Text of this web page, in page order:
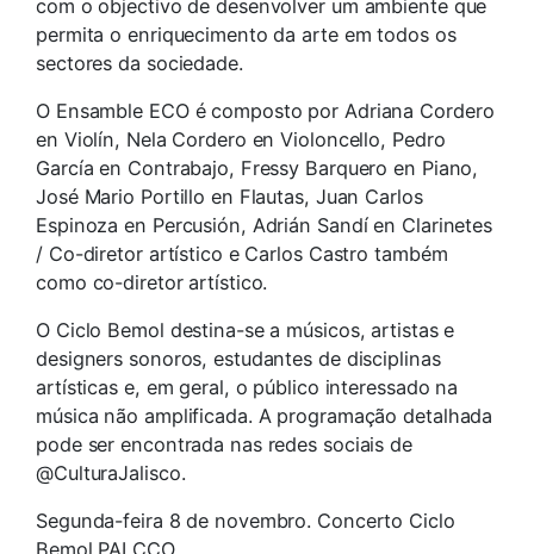
com o objectivo de desenvolver um ambiente que
permita o enriquecimento da arte em todos os
sectores da sociedade.
O Ensamble ECO é composto por Adriana Cordero
en Violín, Nela Cordero en Violoncello, Pedro
García en Contrabajo, Fressy Barquero en Piano,
José Mario Portillo en Flautas, Juan Carlos
Espinoza en Percusión, Adrián Sandí en Clarinetes
/ Co-diretor artístico e Carlos Castro também
como co-diretor artístico.
O Ciclo Bemol destina-se a músicos, artistas e
designers sonoros, estudantes de disciplinas
artísticas e, em geral, o público interessado na
música não amplificada. A programação detalhada
pode ser encontrada nas redes sociais de
@CulturaJalisco.
Segunda-feira 8 de novembro. Concerto Ciclo